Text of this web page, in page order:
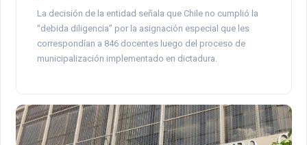
La decisión de la entidad señala que Chile no cumplió la
“debida diligencia” por la asignación especial que les
correspondían a 846 docentes luego del proceso de
municipalización implementado en dictadura.